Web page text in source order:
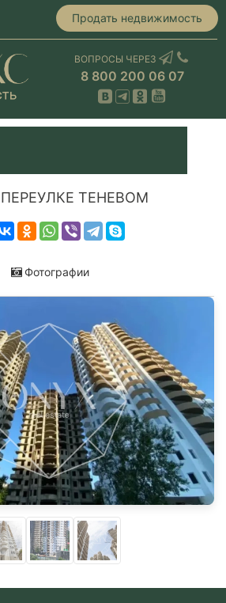
Продать недвижимость
ВОПРОСЫ ЧЕРЕЗ
8 800 200 06 07
ТЕНЕВОМ
Фотографии